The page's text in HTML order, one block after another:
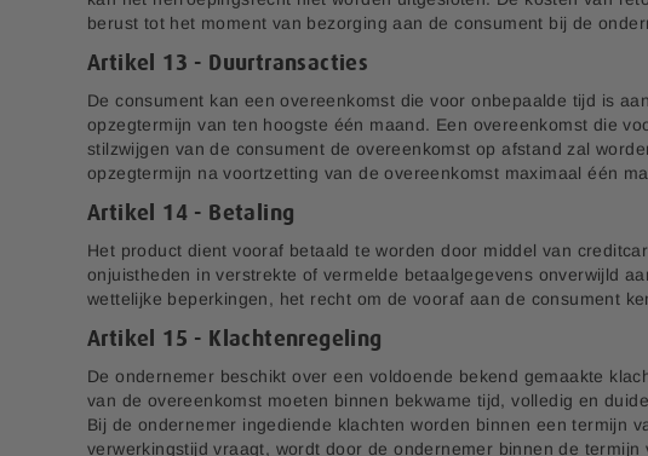
berust tot het moment van bezorging aan de consument bij de
Artikel 13 - Duurtransacties
De consument kan een overeenkomst die voor onbepaalde tijd is
opzegtermijn van ten hoogste één maand. Een overeenkomst die
stilzwijgen van de consument de overeenkomst op afstand zal
opzegtermijn na voortzetting van de overeenkomst maximaal één
Artikel 14 - Betaling
Het product dient vooraf betaald te worden door middel van
onjuistheden in verstrekte of vermelde betaalgegevens onverwijld
wettelijke beperkingen, het recht om de vooraf aan de consument
Artikel 15 - Klachtenregeling
De ondernemer beschikt over een voldoende bekend gemaakte
van de overeenkomst moeten binnen bekwame tijd, volledig en
Bij de ondernemer ingediende klachten worden binnen een termijn
verwerkingstijd vraagt, wordt door de ondernemer binnen de